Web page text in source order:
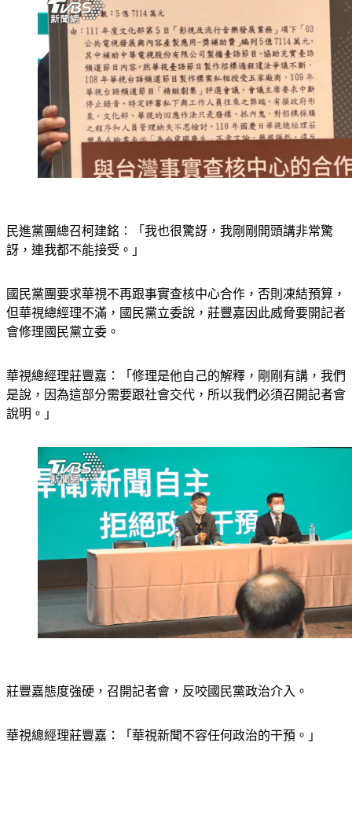
民進黨團總召柯建銘：「我也很驚訝，我剛剛開頭講非常驚
國民黨團要求華視不再跟事實查核中心合作，否則凍結預算，
但華視總經理不滿，國民黨立委說，莊豐嘉因此威脅要開記者
華視總經理莊豐嘉：「修理是他自己的解釋，剛剛有講，我們
是說，因為這部分需要跟社會交代，所以我們必須召開記者會